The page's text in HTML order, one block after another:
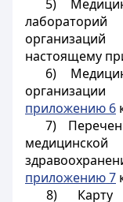
5)
организаций
настоящему
6)
приложению 6
7)
приложению 7
8) Карту